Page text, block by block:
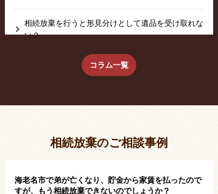
相続放棄を行うと形見分けとして遺品を受け取れな
い？
生前に相続放棄すると約束した念書は有効か？
コラム一覧
相続放棄のご相談事例
海老名市で弟が亡くなり、貯金から家賃を払ったので
すが、もう相続放棄できないのでしょうか？